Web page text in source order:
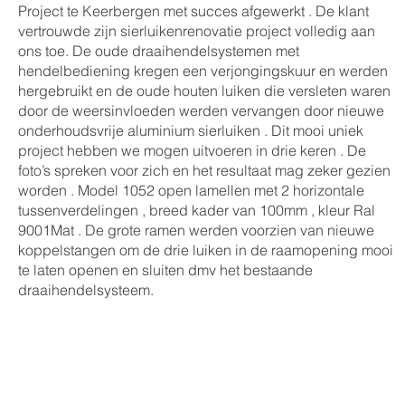
Project te Keerbergen met succes afgewerkt . De klant
vertrouwde zijn sierluikenrenovatie project volledig aan
ons toe. De oude draaihendelsystemen met
hendelbediening kregen een verjongingskuur en werden
hergebruikt en de oude houten luiken die versleten waren
door de weersinvloeden werden vervangen door nieuwe
onderhoudsvrije aluminium sierluiken . Dit mooi uniek
project hebben we mogen uitvoeren in drie keren . De
foto’s spreken voor zich en het resultaat mag zeker gezien
worden . Model 1052 open lamellen met 2 horizontale
tussenverdelingen , breed kader van 100mm , kleur Ral
9001Mat . De grote ramen werden voorzien van nieuwe
koppelstangen om de drie luiken in de raamopening mooi
te laten openen en sluiten dmv het bestaande
draaihendelsysteem.